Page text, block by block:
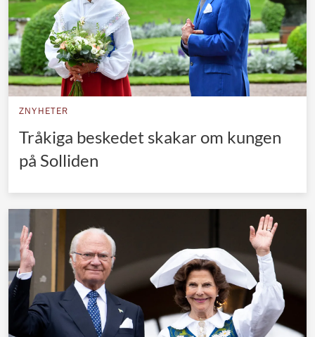
Luxemburgska storhertighuset
Japanska kejsarhuset
Thailändska kungahuset
Marockanska kungahuset
ZNYHETER
Tråkiga beskedet skakar om kungen
på Solliden